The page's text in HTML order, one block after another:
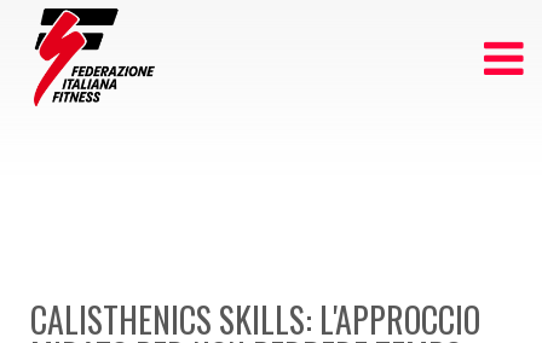
CALISTHENICS SKILLS: L'APPROCCIO